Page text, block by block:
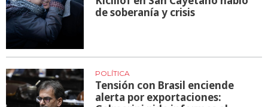
de soberanía y crisis
POLÍTICA
Tensión con Brasil enciende
alerta por exportaciones: